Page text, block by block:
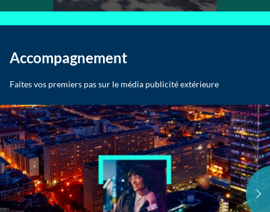
Accompagnement
Faites vos premiers pas sur le média publicité extérieure